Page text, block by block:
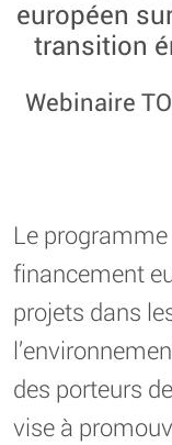
européen
transition
Webinaire
Le
financement
projets dans
des porteurs
vise à